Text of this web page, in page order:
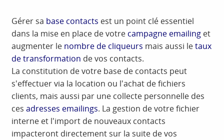
Gérer sa base contacts est un point clé essentiel
dans la mise en place de votre campagne emailing et
augmenter le nombre de cliqueurs mais aussi letaux
de transformation de vos contacts.
La constitution de votre base de contacts peut
s'effectuer via la location ou l'achat de fichiers
clients, mais aussi par une collecte personnelle des
cesadresses emailings. La gestion de votre fichier
interne et l'import de nouveaux contacts
impacteront directement sur la suite de vos